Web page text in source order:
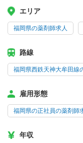
エリア
福岡県の薬剤師求人
路線
福岡県西鉄天神大牟田線
雇用形態
福岡県の正社員の薬剤師
年収